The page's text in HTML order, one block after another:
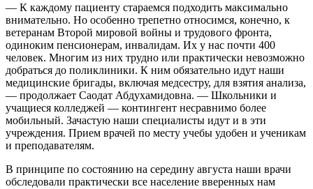
— К каждому пациенту стараемся подходить максимально
внимательно. Но особенно трепетно относимся, конечно, к
ветеранам Второй мировой войны и трудового фронта,
одиноким пенсионерам, инвалидам. Их у нас почти 400
человек. Многим из них трудно или практически невозможно
добраться до поликлиники. К ним обязательно идут наши
медицинские бригады, включая мед­сес­т­­­­ру, для взятия анализа,
— продолжает ­Саодат Абдухамидовна. — Школьники и
учащиеся колледжей — контингент несравнимо более
мобильный. Зачастую наши специалисты идут и в эти
учреждения. Прием врачей по месту учебы удобен и ученикам
и преподавателям.
В принципе по состоянию на середину августа наши врачи
обследовали практически все население вверенных нам